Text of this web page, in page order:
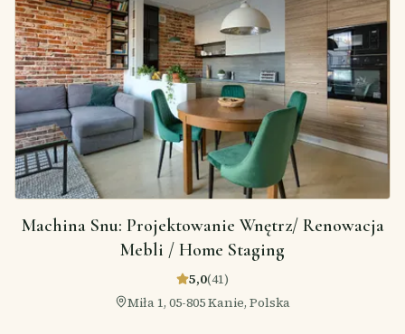
Machina Snu: Projektowanie Wnętrz/ Renowacja
Mebli / Home Staging
5,0(41)
Miła 1, 05-805 Kanie, Polska